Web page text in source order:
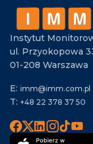
Instytut
ul. Przyokopowa
01-208 Warszawa
E: imm@imm.com.pl
T: +48 22 378 37 50